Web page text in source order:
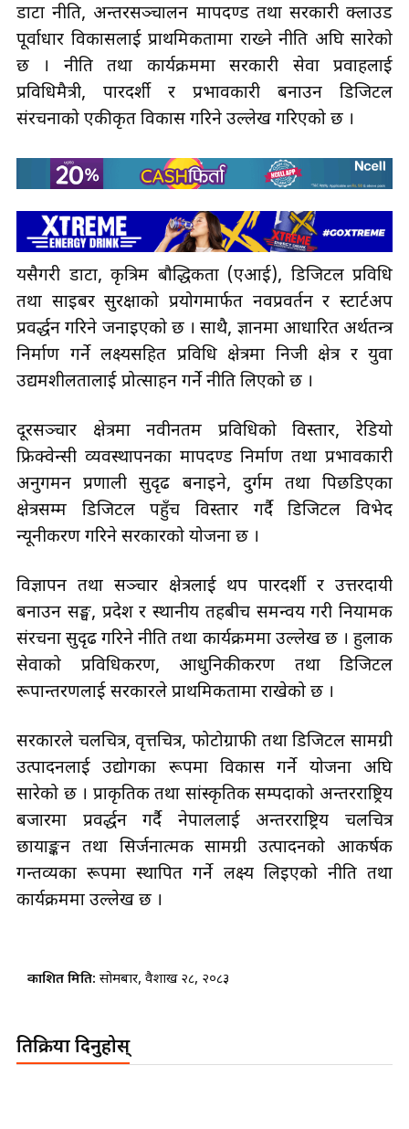
डाटा नीति, अन्तरसञ्चालन मापदण्ड तथा सरकारी क्लाउड
पूर्वाधार विकासलाई प्राथमिकतामा राख्ने नीति अघि सारेको
छ । नीति तथा कार्यक्रममा सरकारी सेवा प्रवाहलाई
प्रविधिमैत्री, पारदर्शी र प्रभावकारी बनाउन डिजिटल
संरचनाको एकीकृत विकास गरिने उल्लेख गरिएको छ ।
यसैगरी डाटा, कृत्रिम बौद्धिकता (एआई), डिजिटल प्रविधि
तथा साइबर सुरक्षाको प्रयोगमार्फत नवप्रवर्तन र स्टार्टअप
प्रवर्द्धन गरिने जनाइएको छ । साथै, ज्ञानमा आधारित अर्थतन्त्र
निर्माण गर्ने लक्ष्यसहित प्रविधि क्षेत्रमा निजी क्षेत्र र युवा
उद्यमशीलतालाई प्रोत्साहन गर्ने नीति लिएको छ ।
दूरसञ्चार क्षेत्रमा नवीनतम प्रविधिको विस्तार, रेडियो
फ्रिक्वेन्सी व्यवस्थापनका मापदण्ड निर्माण तथा प्रभावकारी
अनुगमन प्रणाली सुदृढ बनाइने, दुर्गम तथा पिछडिएका
क्षेत्रसम्म डिजिटल पहुँच विस्तार गर्दै डिजिटल विभेद
न्यूनीकरण गरिने सरकारको योजना छ ।
विज्ञापन तथा सञ्चार क्षेत्रलाई थप पारदर्शी र उत्तरदायी
बनाउन सङ्घ, प्रदेश र स्थानीय तहबीच समन्वय गरी नियामक
संरचना सुदृढ गरिने नीति तथा कार्यक्रममा उल्लेख छ । हुलाक
सेवाको प्रविधिकरण, आधुनिकीकरण तथा डिजिटल
रूपान्तरणलाई सरकारले प्राथमिकतामा राखेको छ ।
सरकारले चलचित्र, वृत्तचित्र, फोटोग्राफी तथा डिजिटल सामग्री
उत्पादनलाई उद्योगका रूपमा विकास गर्ने योजना अघि
सारेको छ । प्राकृतिक तथा सांस्कृतिक सम्पदाको अन्तरराष्ट्रिय
बजारमा प्रवर्द्धन गर्दै नेपाललाई अन्तरराष्ट्रिय चलचित्र
छायाङ्कन तथा सिर्जनात्मक सामग्री उत्पादनको आकर्षक
गन्तव्यका रूपमा स्थापित गर्ने लक्ष्य लिइएको नीति तथा
कार्यक्रममा उल्लेख छ ।
प्रकाशित मिति: सोमबार, वैशाख २८, २०८३
प्रतिक्रिया दिनुहोस्